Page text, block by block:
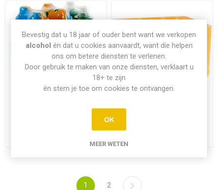
1 2
Bevestig dat u 18 jaar of ouder bent want we verkopen
alcohol én dat u cookies aanvaardt, want die helpen
ons om betere diensten te verlenen.
Door gebruik te maken van onze diensten, verklaart u
18+ te zijn
én stem je toe om cookies te ontvangen.
OK
MEER WETEN